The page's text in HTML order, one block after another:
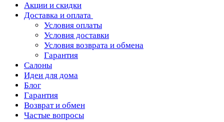
Акции и скидки
Доставка и оплата
Условия оплаты
Условия доставки
Условия возврата и обмена
Гарантия
Салоны
Идеи для дома
Блог
Гарантия
Возврат и обмен
Частые вопросы